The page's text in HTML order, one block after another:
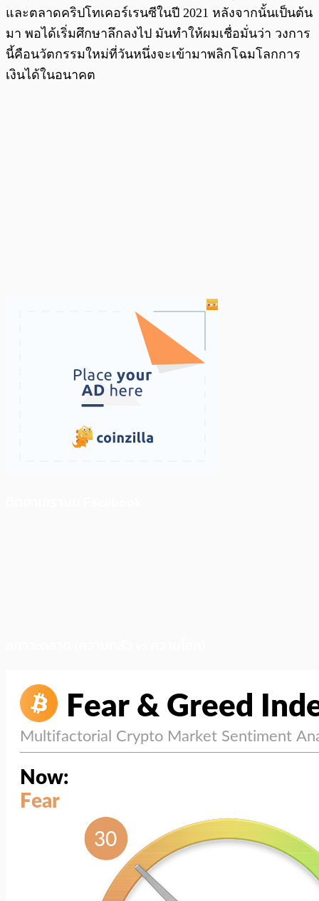
และตลาดคริปโทเคอร์เรนซีในปี 2021 หลังจากนั้นเป็นต้น
มา พอได้เริ่มศึกษาลึกลงไป มันทำให้ผมเชื่อมั่นว่า วงการ
นี้คือนวัตกรรมใหม่ที่วันหนึ่งจะเข้ามาพลิกโฉมโลกการ
เงินได้ในอนาคต